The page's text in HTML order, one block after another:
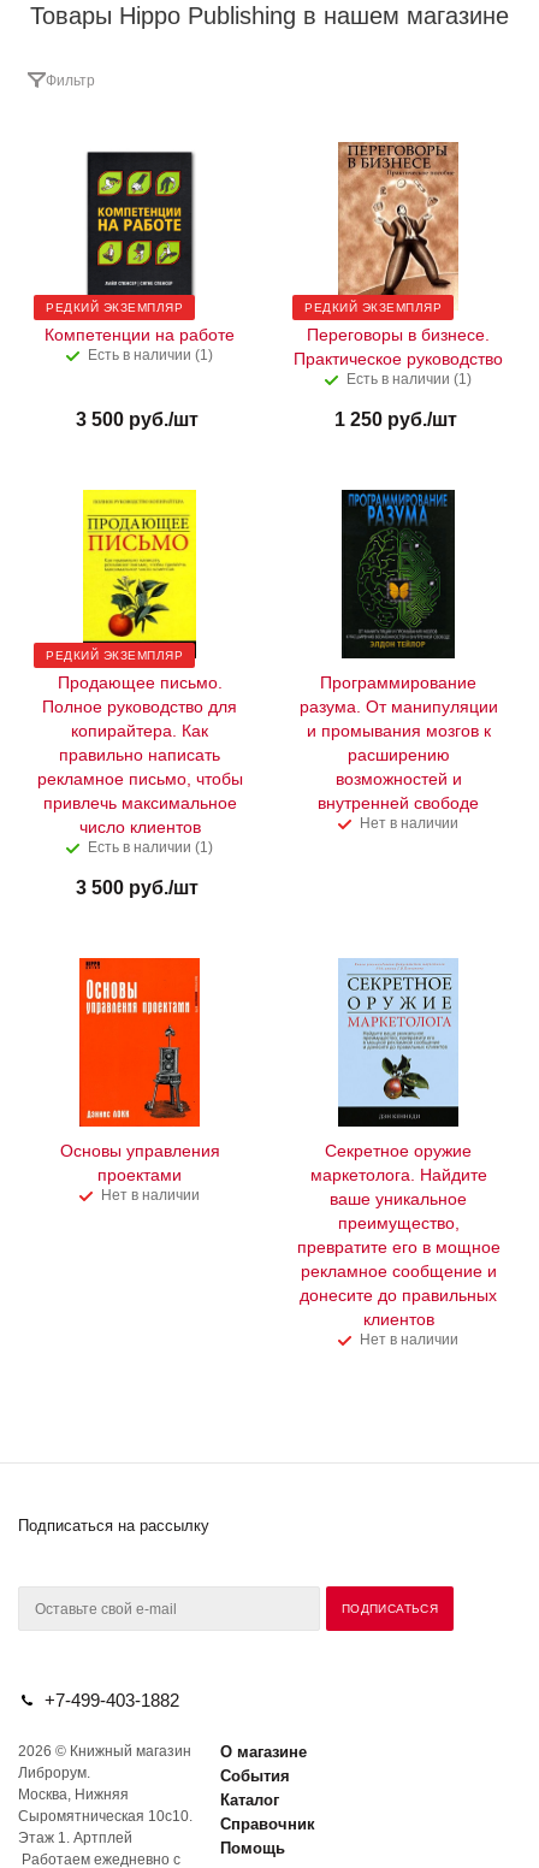
Товары Hippo Publishing в нашем магазине
Фильтр
РЕДКИЙ ЭКЗЕМПЛЯР
Компетенции на работе
Есть в наличии (1)
3 500 руб./шт
РЕДКИЙ ЭКЗЕМПЛЯР
Переговоры в бизнесе.
Практическое руководство
Есть в наличии (1)
1 250 руб./шт
РЕДКИЙ ЭКЗЕМПЛЯР
Продающее письмо.
Полное руководство для
копирайтера. Как
правильно написать
рекламное письмо, чтобы
привлечь максимальное
число клиентов
Есть в наличии (1)
3 500 руб./шт
Программирование
разума. От манипуляции
и промывания мозгов к
расширению
возможностей и
внутренней свободе
Нет в наличии
Основы управления
проектами
Нет в наличии
Секретное оружие
маркетолога. Найдите
ваше уникальное
преимущество,
превратите его в мощное
рекламное сообщение и
донесите до правильных
клиентов
Нет в наличии
Подписаться на рассылку
+7-499-403-1882
2026 © Книжный магазин
Либрорум.
Москва, Нижняя
Сыромятническая 10с10.
Этаж 1. Артплей
Работаем ежедневно с
О магазине
События
Каталог
Справочник
Помощь